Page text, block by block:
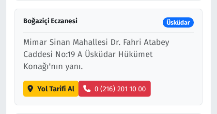
Boğaziçi Eczanesi Üsküdar
Mimar Sinan Mahallesi Dr. Fahri Atabey
Caddesi No:19 A Üsküdar Hükümet
Konağı'nın yanı.
Yol Tarifi Al 0 (216) 201 10 00